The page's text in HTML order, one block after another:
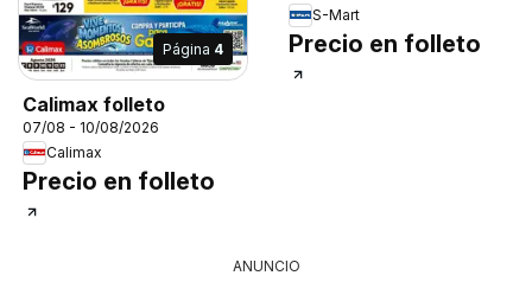
Página 4
Calimax folleto
07/08 - 10/08/2026
Calimax
Precio en folleto
S-Mart
Precio en folleto
ANUNCIO